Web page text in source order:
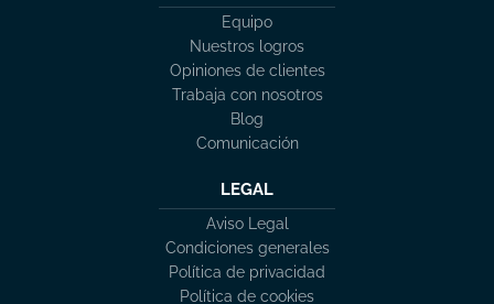
Equipo
Nuestros logros
Opiniones de clientes
Trabaja con nosotros
Blog
Comunicación
LEGAL
Aviso Legal
Condiciones generales
Política de privacidad
Política de cookies